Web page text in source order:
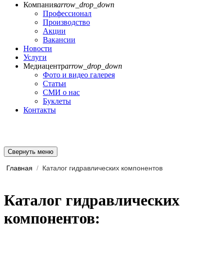
Компанияarrow_drop_down
Профессионал
Производство
Акции
Вакансии
Новости
Услуги
Медиацентрarrow_drop_down
Фото и видео галерея
Статьи
СМИ о нас
Буклеты
Контакты
Свернуть меню
Главная / Каталог гидравлических компонентов
Каталог гидравлических
компонентов: